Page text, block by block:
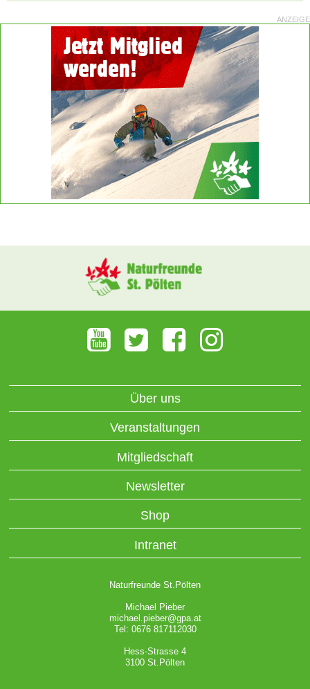
ANZEIGE
Über uns
Veranstaltungen
Mitgliedschaft
Newsletter
Shop
Intranet
Naturfreunde St.Pölten
Michael Pieber
michael.pieber@gpa.at
Tel: 0676 817112030
Hess-Strasse 4
3100 St.Pölten